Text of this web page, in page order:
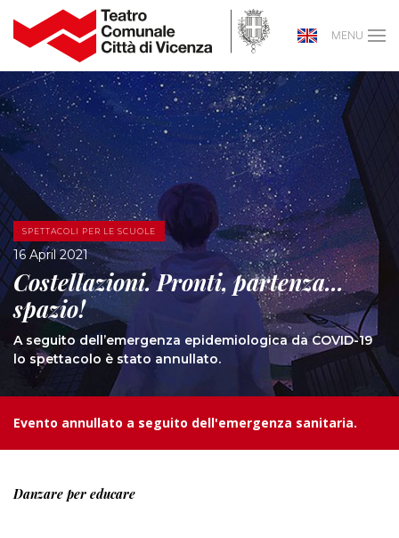
MENU
SPETTACOLI PER LE SCUOLE
16 April 2021
Costellazioni. Pronti, partenza...
spazio!
A seguito dell’emergenza epidemiologica da COVID-19
lo spettacolo è stato annullato.
Evento annullato a seguito dell'emergenza sanitaria.
Danzare per educare